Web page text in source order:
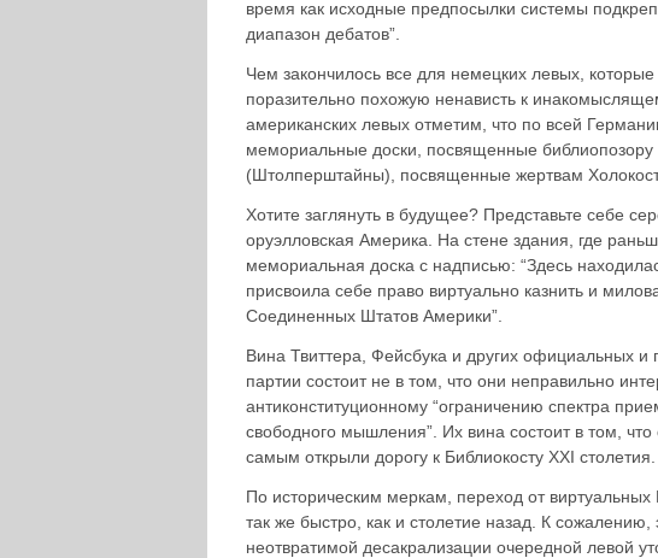
время как исходные предпосылки системы
диапазон дебатов”.
Чем закончилось все для немецких левых,
поразительно похожую ненависть к
американских левых отметим, что по всей
мемориальные доски, посвященные
(Штолперштайны), посвященные жертвам
Хотите заглянуть в будущее? Представьте себе
оруэлловская Америка. На стене здания, где
мемориальная доска с надписью: “Здесь
присвоила себе право виртуально казнить и
Соединенных Штатов Америки”.
Вина Твиттера, Фейсбука и других официальных
партии состоит не в том, что они неправильно
антиконституционному “ограничению спектра
свободного мышления”. Их вина состоит в том,
самым открыли дорогу к Библиокосту XXI столетия.
По историческим меркам, переход от
так же быстро, как и столетие назад. К
неотвратимой десакрализации очередной левой